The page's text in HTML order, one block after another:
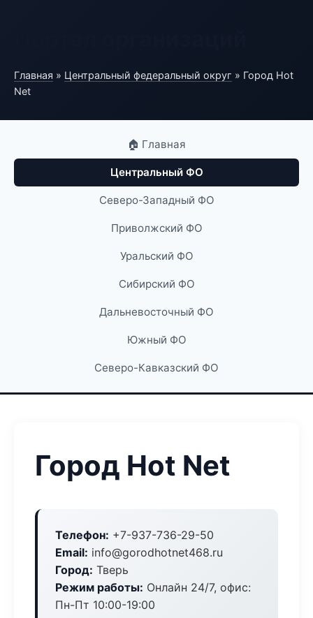
Главная » Центральный федеральный округ » Город Hot
Net
🏠 Главная
Центральный ФО
Северо-Западный ФО
Приволжский ФО
Уральский ФО
Сибирский ФО
Дальневосточный ФО
Южный ФО
Северо-Кавказский ФО
Город Hot Net
Телефон: +7-937-736-29-50
Email: info@gorodhotnet468.ru
Город: Тверь
Режим работы: Онлайн 24/7, офис:
Пн-Пт 10:00-19:00